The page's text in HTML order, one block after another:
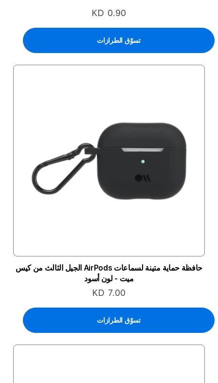
KD 0.90
تسوّق الطرازات
حافظة حماية متينة لسماعات AirPods الجيل الثالث من كيس
ميت - لون أسود
KD 7.00
تسوّق الطرازات